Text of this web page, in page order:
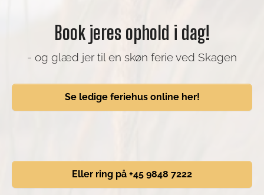
Book jeres ophold i dag!
- og glæd jer til en skøn ferie ved Skagen
Se ledige feriehus online her!
Eller ring på +45 9848 7222